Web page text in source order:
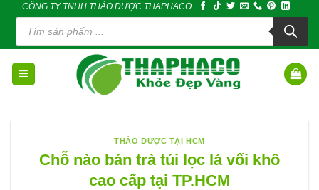
content
CÔNG TY TNHH THẢO DƯỢC THAPHACO
Tìm
kiếm
phẩm
THẢO DƯỢC TẠI HCM
Chỗ nào bán trà túi lọc lá vối khô
cao cấp tại TP.HCM